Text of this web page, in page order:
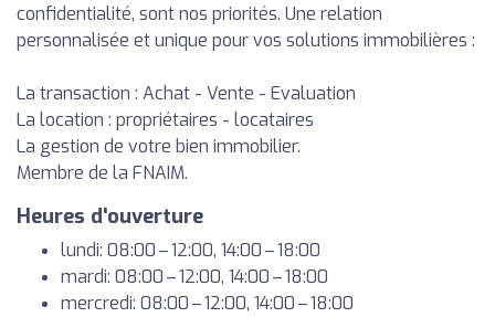
confidentialité, sont nos priorités. Une relation
personnalisée et unique pour vos solutions immobilières :
La transaction : Achat - Vente - Evaluation
La location : propriétaires - locataires
La gestion de votre bien immobilier.
Membre de la FNAIM.
Heures d'ouverture
lundi: 08:00 – 12:00, 14:00 – 18:00
mardi: 08:00 – 12:00, 14:00 – 18:00
mercredi: 08:00 – 12:00, 14:00 – 18:00